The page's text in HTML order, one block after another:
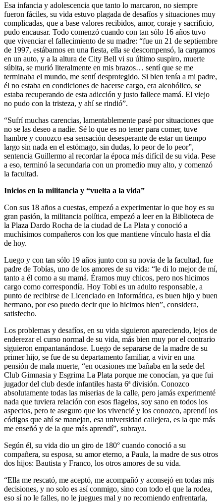
Esa infancia y adolescencia que tanto lo marcaron, no siempre
fueron fáciles, su vida estuvo plagada de desafíos y situaciones muy
complicadas, que a base valores recibidos, amor, coraje y sacrificio,
pudo encausar. Todo comenzó cuando con tan sólo 16 años tuvo
que vivenciar el fallecimiento de su madre: “fue un 21 de septiembre
de 1997, estábamos en una fiesta, ella se descompensó, la cargamos
en un auto, y a la altura de City Bell vi su último suspiro, muerte
súbita, se murió literalmente en mis brazos… sentí que se me
terminaba el mundo, me sentí desprotegido. Si bien tenía a mi padre,
él no estaba en condiciones de hacerse cargo, era alcohólico, se
estaba recuperando de esta adicción y justo fallece mamá. El viejo
no pudo con la tristeza, y ahí se rindió”.
“Sufrí muchas carencias, lamentablemente pasé por situaciones que
no se las deseo a nadie. Sé lo que es no tener para comer, tuve
hambre y conozco esa sensación desesperante de estar un tiempo
largo sin nada en el estómago, sin dudas, lo peor de lo peor”,
sentencia Guillermo al recordar la época más difícil de su vida. Pese
a eso, terminó la secundaria con un promedio muy alto, y comenzó
la facultad.
Inicios en la militancia y “vuelta a la vida”
Con sus 18 años a cuestas, empezó a experimentar lo que hoy es su
gran pasión, la militancia política, empezó a leer en la Biblioteca de
la Plaza Dardo Rocha de la ciudad de La Plata y conoció a
muchísimos compañeros con los que mantiene vínculo hasta el día
de hoy.
Luego y con tan sólo 19 años junto con su novia de la facultad, fue
padre de Tobías, uno de los amores de su vida: “le di lo mejor de mí,
tanto a él como a su mamá. Éramos muy chicos, pero nos hicimos
cargo como correspondía. Hoy Tobi es un adulto responsable, a
punto de recibirse de Licenciado en Informática, es buen hijo y buen
hermano, por eso puedo decir que lo hicimos bien”, considera,
satisfecho.
Los problemas y desafíos, en su vida siguieron apareciendo, lejos de
enderezar el curso normal de su vida, más bien muy por el contrario
siguieron empantanándose. Luego de separarse de la madre de su
primer hijo, se fue de su departamento familiar, a vivir en una
pensión de mala muerte, “en ocasiones me bañaba en la sede del
Club Gimnasia y Esgrima La Plata porque me conocían, ya que fui
jugador del club desde infantiles hasta 6ª división. Conozco
absolutamente todas las miserias de la calle, pero jamás experimenté
nada que tuviera relación con esos flagelos, soy sano en todos los
aspectos, pero te aseguro que los vivencié y los conozco, aprendí los
códigos que ahí se manejan, esa universidad callejera, es la que más
me enseñó y de la que más aprendí”, subraya.
Según él, su vida dio un giro de 180° cuando conoció a su
compañera, su esposa, su amor eterno, a Paula, la madre de sus otros
dos hijos: Bautista y Franco, los otros amores de su vida.
“Ella me rescató, me aceptó, me acompañó y aconsejó en todas mis
decisiones, y no solo es así conmigo, sino con todo el que la rodea,
eso sí no le falles, no le juegues mal y no recomiendo enfrentarla,